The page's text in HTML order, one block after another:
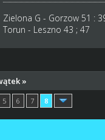
Zielona G - Gorzow 51 :
Torun - Leszno 43 ; 47
»
5 6 7 8